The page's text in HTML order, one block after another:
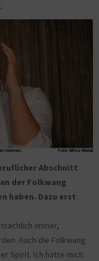
Abschnitt
der Folkwang
haben. Dazu erst
immer,
Auch die Folkwang
Spirit. Ich hatte mich